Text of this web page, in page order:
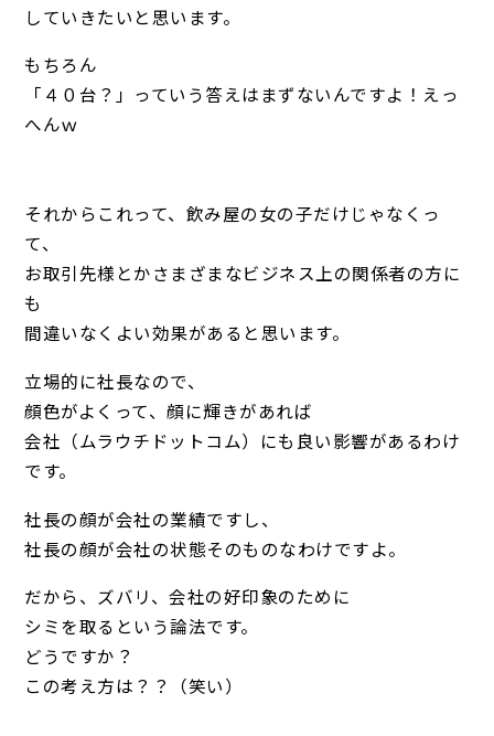
していきたいと思います。
もちろん
「４０台？」っていう答えはまずないんですよ！えっ
へんｗ
それからこれって、飲み屋の女の子だけじゃなくっ
て、
お取引先様とかさまざまなビジネス上の関係者の方に
も
間違いなくよい効果があると思います。
立場的に社長なので、
顔色がよくって、顔に輝きがあれば
会社（ムラウチドットコム）にも良い影響があるわけ
です。
社長の顔が会社の業績ですし、
社長の顔が会社の状態そのものなわけですよ。
だから、ズバリ、会社の好印象のために
シミを取るという論法です。
どうですか？
この考え方は？？（笑い）